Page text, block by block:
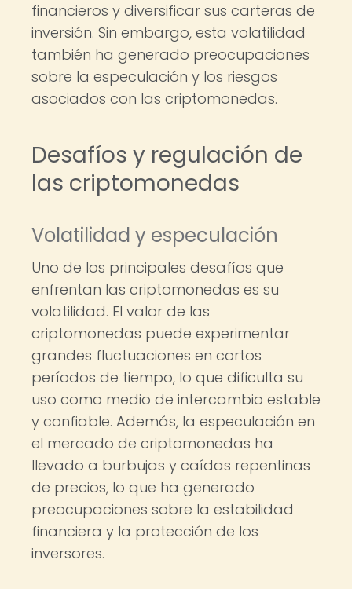
financieros y diversificar sus carteras de
inversión. Sin embargo, esta volatilidad
también ha generado preocupaciones
sobre la especulación y los riesgos
asociados con las criptomonedas.
Desafíos y regulación de
las criptomonedas
Volatilidad y especulación
Uno de los principales desafíos que
enfrentan las criptomonedas es su
volatilidad. El valor de las
criptomonedas puede experimentar
grandes fluctuaciones en cortos
períodos de tiempo, lo que dificulta su
uso como medio de intercambio estable
y confiable. Además, la especulación en
el mercado de criptomonedas ha
llevado a burbujas y caídas repentinas
de precios, lo que ha generado
preocupaciones sobre la estabilidad
financiera y la protección de los
inversores.